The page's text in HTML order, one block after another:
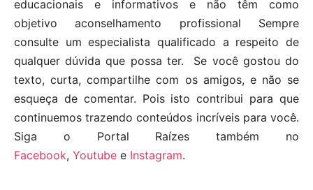
educacionais e informativos e não têm como
objetivo aconselhamento profissional Sempre
consulte um especialista qualificado a respeito de
qualquer dúvida que possa ter. Se você gostou do
texto, curta, compartilhe com os amigos, e não se
esqueça de comentar. Pois isto contribui para que
continuemos trazendo conteúdos incríveis para você.
Siga o Portal Raízes também no
Facebook, Youtube e Instagram.